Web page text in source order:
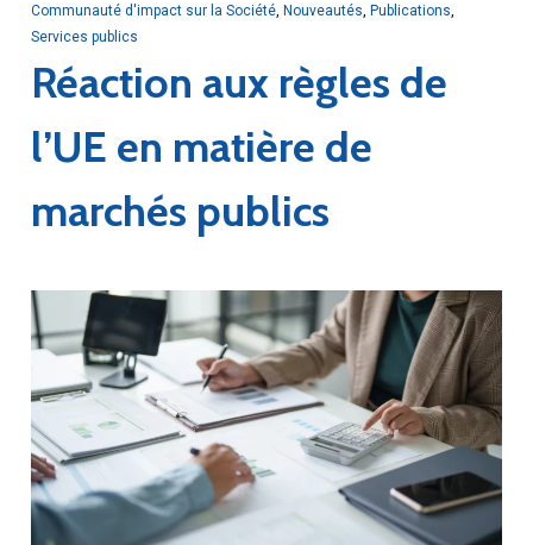
Communauté d'impact sur la Société, Nouveautés Publications
Services publics
Réaction aux règles de
l’UE en matière de
marchés publics